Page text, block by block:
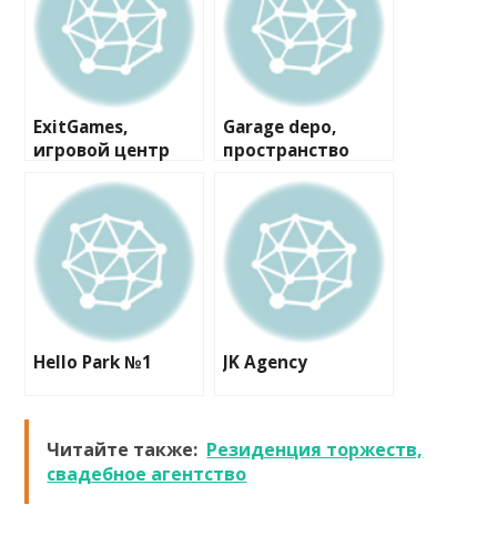
ExitGames,
игровой центр
Garage depo,
пространство
Hello Park №1 JK Agency
Читайте также: Резиденция торжеств,
свадебное агентство